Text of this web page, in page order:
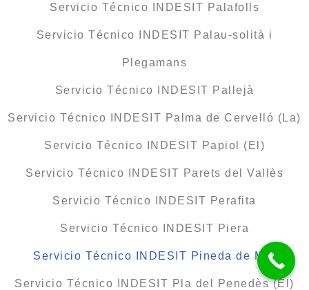
Servicio Técnico INDESIT Palafolls
Servicio Técnico INDESIT Palau-solità i
Plegamans
Servicio Técnico INDESIT Pallejà
Servicio Técnico INDESIT Palma de Cervelló (La)
Servicio Técnico INDESIT Papiol (El)
Servicio Técnico INDESIT Parets del Vallès
Servicio Técnico INDESIT Perafita
Servicio Técnico INDESIT Piera
Servicio Técnico INDESIT Pineda de Mar
Servicio Técnico INDESIT Pla del Penedès (El)